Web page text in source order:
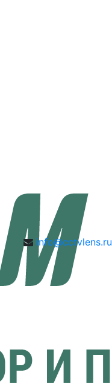
info@cctvlens.ru